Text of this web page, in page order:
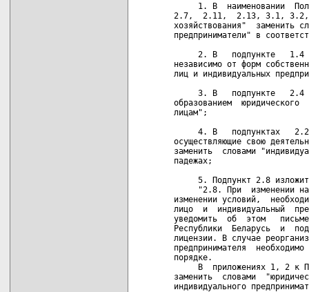
1. В  наименовании
2.7,  2.11,  2.13, 3.1, 3.2,
хозяйствования"  заменить
предприниматели" в
2. В   подпункте   1.4
независимо от форм
лиц и индивидуальных
3. В   подпункте   2.4
образованием
лицам";
4. В   подпунктах
осуществляющие свою
заменить  словами
падежах;
5. Подпункт 2.8
"2.8. При  изменении
изменении условий,
лицо  и  индивидуальный
уведомить  об  этом
Республики  Беларусь  и
лицензии. В случае
предпринимателя
порядке.
В  приложениях 1, 2 к
заменить  словами
индивидуального